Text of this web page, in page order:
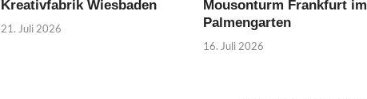
Kreativfabrik Wiesbaden
21. Juli 2026
Mousonturm Frankfurt im
Palmengarten
16. Juli 2026